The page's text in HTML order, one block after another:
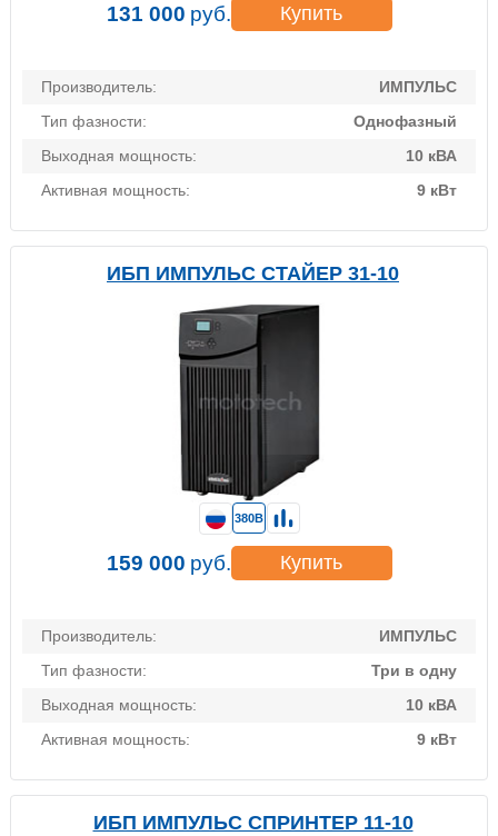
Производитель:
ИМПУЛЬС
Тип фазности:
Однофазный
Выходная мощность:
10 кВА
Активная мощность:
9 кВт
131 000 руб. Купить
ИБП ИМПУЛЬС СТАЙЕР 31-10
Производитель:
ИМПУЛЬС
Тип фазности:
Три в одну
Выходная мощность:
10 кВА
Активная мощность:
9 кВт
380В
159 000 руб. Купить
ИБП ИМПУЛЬС СПРИНТЕР 11-10